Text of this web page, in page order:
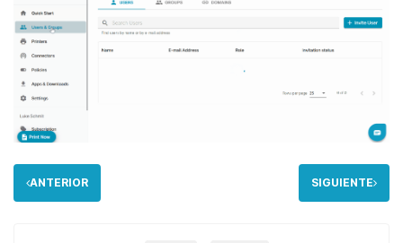
ANTERIOR SIGUIENTE